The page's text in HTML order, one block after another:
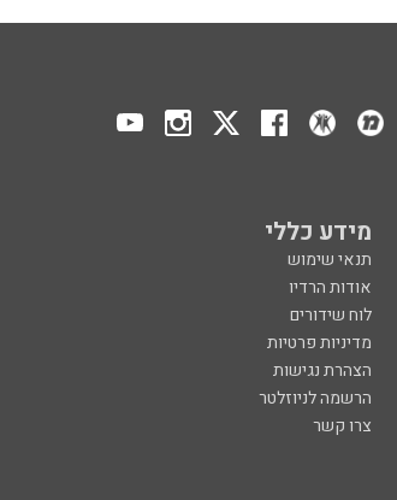
מידע כללי
תנאי שימוש
אודות הרדיו
לוח שידורים
מדיניות פרטיות
הצהרת נגישות
הרשמה לניוזלטר
צרו קשר